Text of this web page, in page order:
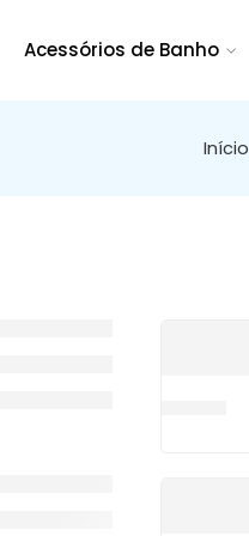
Acessórios de Banho
Início